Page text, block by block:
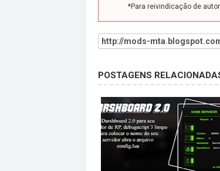
*Para reivindicação de
http://mods-
POSTAGENS